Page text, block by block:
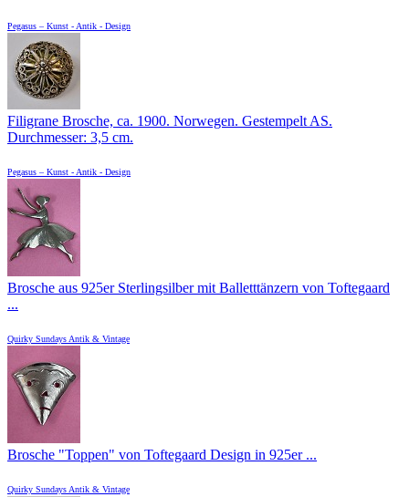
Pegasus – Kunst - Antik - Design
Filigrane Brosche, ca. 1900. Norwegen. Gestempelt AS.
Durchmesser: 3,5 cm.
Pegasus – Kunst - Antik - Design
Brosche aus 925er Sterlingsilber mit Balletttänzern von Toftegaard
...
Quirky Sundays Antik & Vintage
Brosche "Toppen" von Toftegaard Design in 925er ...
Quirky Sundays Antik & Vintage